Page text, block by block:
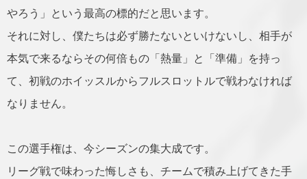
やろう」という最高の標的だと思います。
それに対し、僕たちは必ず勝たないといけないし、相手が
本気で来るならその何倍もの「熱量」と「準備」を持っ
て、初戦のホイッスルからフルスロットルで戦わなければ
なりません。
この選手権は、今シーズンの集大成です。
リーグ戦で味わった悔しさも、チームで積み上げてきた手